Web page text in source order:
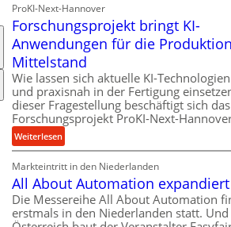
h
r
u
n
e
n
e
h
ö
e
n
d
e
r
i
a
l
v
e
r
s
o
r
g
u
ProKI-Next-Hannover
Forschungsprojekt bringt KI-
Anwendungen für die
Mittelstand
Wie lassen sich aktuelle KI-
und praxisnah in der Fertigung
dieser Fragestellung beschäftigt sich das
Forschungsprojekt ProKI-Next-
Weiterlesen:
F
o
r
s
c
Markteintritt in den Niederlanden
All About Automation expandiert
Die Messereihe All About Automation
erstmals in den Niederlanden statt.